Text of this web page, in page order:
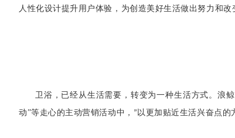
人性化设计提升用户体验，为创造美好生活做出努力和
卫浴，已经从生活需要，转变为一种生活方式。浪
动”等走心的主动营销活动中， ” 以更加 贴近生活兴奋点的